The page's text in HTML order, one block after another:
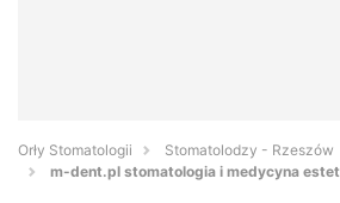
Orły Stomatologii
Stomatolodzy - Rzeszów
m-dent.pl stomatologia i medycyna